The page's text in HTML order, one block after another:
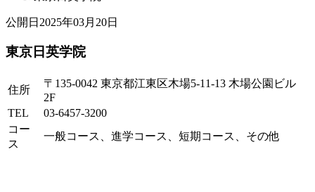
公開日2025年03月20日
東京日英学院
住所
〒135-0042 東京都江東区木場5-11-13 木場公園ビル
2F
TEL
03-6457-3200
コー
ス
一般コース、進学コース、短期コース、その他